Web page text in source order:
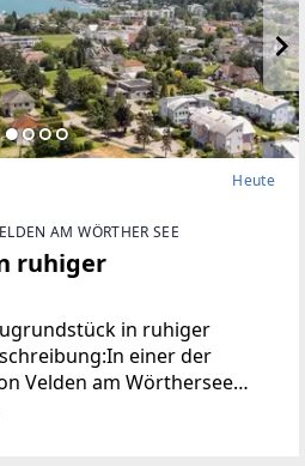
Heute
AM WÖRTHER SEE
ruhiger
in ruhiger
einer der
Velden am Wörthersee
m² große Grundstück,
dennoch zentralen Lage